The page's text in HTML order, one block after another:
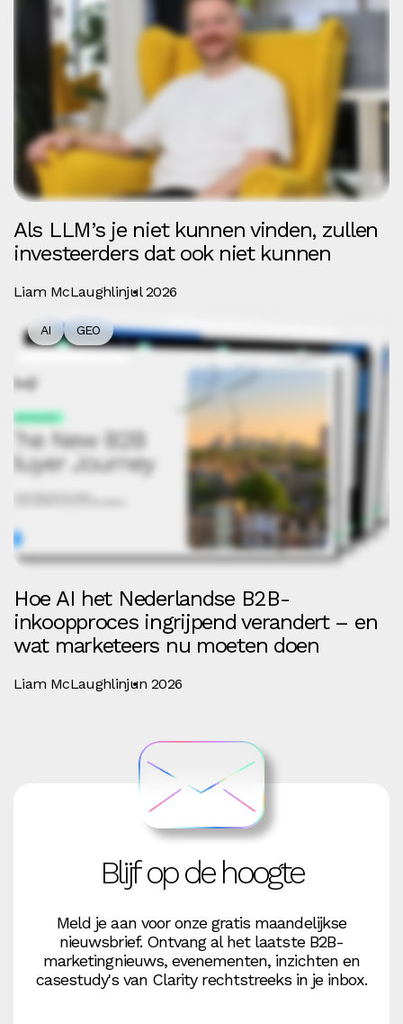
Als LLM’s je niet kunnen vinden, zullen
investeerders dat ook niet kunnen
Liam McLaughlinjul 2026
AI GEO
Hoe AI het Nederlandse B2B-
inkoopproces ingrijpend verandert – en
wat marketeers nu moeten doen
Liam McLaughlinjun 2026
Blijf op de hoogte
Meld je aan voor onze gratis maandelijkse
nieuwsbrief. Ontvang al het laatste B2B-
marketingnieuws, evenementen, inzichten en
casestudy's van Clarity rechtstreeks in je inbox.